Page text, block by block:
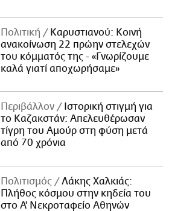
Πολιτική
Καρυστιανού: Κοινή
ανακοίνωση 22 πρώην στελεχών
του κόμματός της - «Γνωρίζουμε
καλά γιατί αποχωρήσαμε»
Περιβάλλον
Ιστορική στιγμή για
το Καζακστάν: Απελευθέρωσαν
τίγρη του Αμούρ στη φύση μετά
από 70 χρόνια
Πολιτισμός
Λάκης Χαλκιάς:
Πλήθος κόσμου στην κηδεία του
στο Α' Νεκροταφείο Αθηνών